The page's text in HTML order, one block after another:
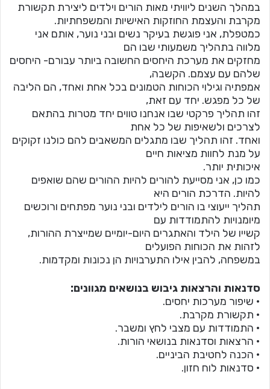
במהלך השנים ליוויתי מאות הורים וילדים ליצירת תקשורת
מקרבת והעצמת החוזקות האישיות והמשפחתיות.
כמטפלת, אני פוגשת בעיקר נשים ובני נוער, אותם אני
מלווה בתהליך משמעותי שבו הם
מחזקים את מערכת היחסים החשובה ביותר עבורם- היחסים
שלהם עם עצמם. הקשבה,
אמפתיה וגילוי הכוחות הטמונים בכל אחת ואחד, הם הליבה
של כל מפגש. יחד עם זאת,
זהו תהליך פרקטי שבו אנחנו טווים יחד מטרות בהתאם
לצרכים ולשאיפות של כל אחת
ואחד. זהו תהליך שבו מתגלים המשאבים להם כולנו זקוקים
על מנת לחוות מציאות חיים
איכותית יותר.
כמו כן, אני מסייעת להורים להיות ההורים שהם שואפים
להיות. הדרכת הורים היא
תהליך ייעוצי בו הורים לילדים ובני נוער מפתחים ורוכשים
מיומנויות להתמודדות עם
קשייו של הילד והאתגרים היום-יומיים שמייצרת ההורות,
לזהות את הכוחות הפועלים
במשפחה, להבין אילו התערבויות הן נכונות ומקדמות.
סדנאות והרצאות גיבוש בנושאים מגוונים:
• שיפור מערכות יחסים.
• תקשורת מקרבת.
• התמודדות עם מצבי לחץ ומשבר.
• הרצאות וסדנאות בנושאי הורות.
• הכנה לחטיבת הביניים.
• סדנאות לוח חזון.